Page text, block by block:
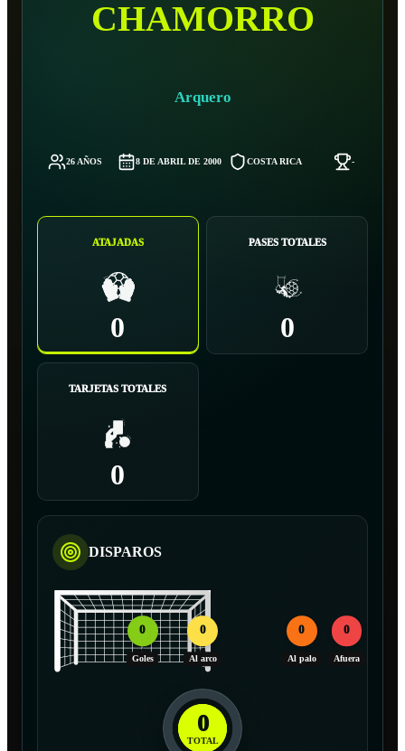
CHAMORRO
Arquero
26 AÑOS 8 DE ABRIL DE 2000 COSTA RICA -
ATAJADAS
0
PASES TOTALES
0
TARJETAS TOTALES
0
DISPAROS
0
Goles
0
Al arco
0
Al palo
0
Afuera
0
TOTAL